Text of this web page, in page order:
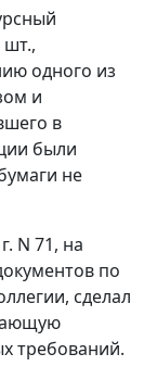
шт.,
одного из
и
в
были
не
N 71, на
по
сделал
требований.